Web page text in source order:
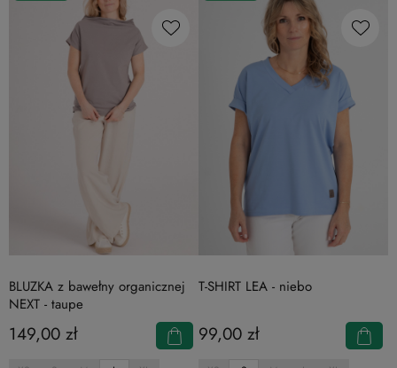
BLUZKA z bawełny organicznej
NEXT - taupe
149,00 zł
T-SHIRT LEA - niebo
99,00 zł